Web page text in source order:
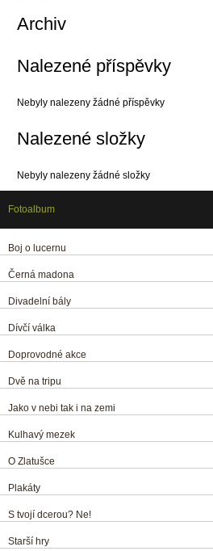
Archiv
Nalezené příspěvky
Nebyly nalezeny žádné příspěvky
Nalezené složky
Nebyly nalezeny žádné složky
Fotoalbum
Boj o lucernu
Černá madona
Divadelní bály
Dívčí válka
Doprovodné akce
Dvě na tripu
Jako v nebi tak i na zemi
Kulhavý mezek
O Zlatušce
Plakáty
S tvojí dcerou? Ne!
Starší hry